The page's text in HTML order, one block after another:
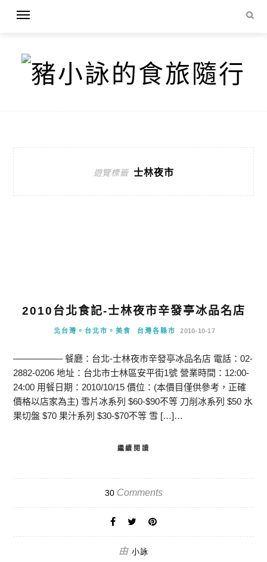
遊覽標籤 士林夜市
2010台北食記-士林夜市辛發亭冰品名店
北台灣。台北市。美食 台灣各縣市 2010-10-17
—————– 餐廳：台北-士林夜市辛發亭冰品名店 電話：02-
2882-0206 地址：台北市士林區安平街1號 營業時間：12:00-
24:00 用餐日期：2010/10/15 價位：(本價目僅供參考，正確
價格以店家為主) 雪片冰系列 $60-$90不等 刀削冰系列 $50 水
果切盤 $70 果汁系列 $30-$70不等 雪 […]…
繼續閱讀
30Comments
由 小詠